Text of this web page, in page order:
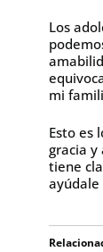
Los
mi
Esto es
gracia y
tiene
ayúdale